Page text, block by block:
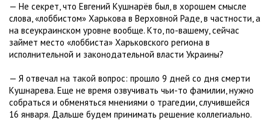
— Не секрет, что Евгений Кушнарёв был, в хорошем смысле
слова, «лоббистом» Харькова в Верховной Раде, в частности, а
на всеукраинском уровне вообще. Кто, по-вашему, сейчас
займет место «лоббиста» Харьковского региона в
исполнительной и законодательной власти Украины?
— Я отвечал на такой вопрос: прошло 9 дней со дня смерти
Кушнарева. Еще не время озвучивать чьи-то фамилии, нужно
собраться и обменяться мнениями о трагедии, случившейся
16 января. Дальше будем принимать решение коллегиально.